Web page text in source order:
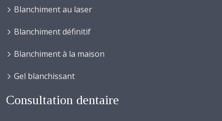
Blanchiment au laser
Blanchiment définitif
Blanchiment à la maison
Gel blanchissant
Consultation dentaire